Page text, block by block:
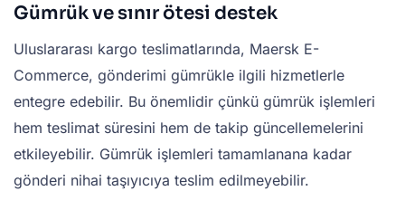
Gümrük ve sınır ötesi destek
Uluslararası kargo teslimatlarında, Maersk E-
Commerce, gönderimi gümrükle ilgili hizmetlerle
entegre edebilir. Bu önemlidir çünkü gümrük işlemleri
hem teslimat süresini hem de takip güncellemelerini
etkileyebilir. Gümrük işlemleri tamamlanana kadar
gönderi nihai taşıyıcıya teslim edilmeyebilir.